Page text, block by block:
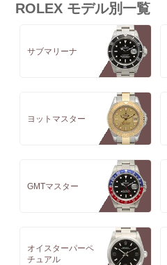
ROLEX モデル別一覧
サブマリーナ
ヨットマスター
GMTマスター
オイスターパーペ
チュアル